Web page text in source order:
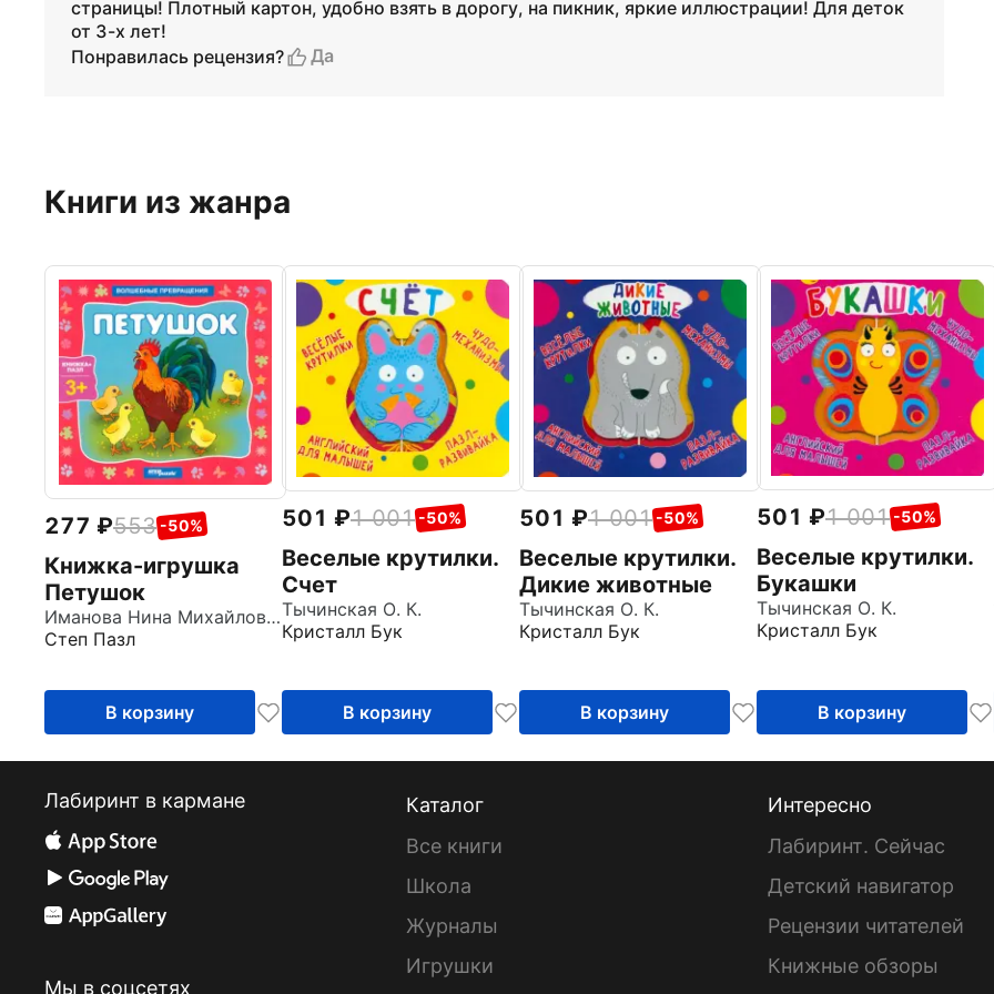
страницы! Плотный картон, удобно взять в дорогу, на пикник, яркие иллюстрации! Для деток
от 3-х лет!
Понравилась рецензия?
Да
Книги из жанра
277 553 -50%
Книжка-игрушка
Петушок
Иманова Нина Михайловна
Степ Пазл
В корзину
501 1 001 -50%
Веселые крутилки.
Счет
Тычинская О. К.
Кристалл Бук
В корзину
501 1 001 -50%
Веселые крутилки.
Дикие животные
Тычинская О. К.
Кристалл Бук
В корзину
501 1 001 -50%
Веселые крутилки.
Букашки
Тычинская О. К.
Кристалл Бук
В корзину
Лабиринт в кармане
Мы в соцсетях
Каталог
Все книги
Школа
Журналы
Игрушки
Интересно
Лабиринт. Сейчас
Детский навигатор
Рецензии читателей
Книжные обзоры